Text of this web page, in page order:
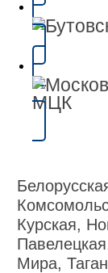
Курская,
Мира,